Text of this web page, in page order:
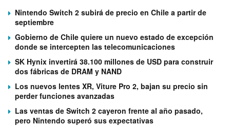
Nintendo Switch 2 subirá de precio en Chile a partir de
septiembre
Gobierno de Chile quiere un nuevo estado de excepción
donde se intercepten las telecomunicaciones
SK Hynix invertirá 38.100 millones de USD para construir
dos fábricas de DRAM y NAND
Los nuevos lentes XR, Viture Pro 2, bajan su precio sin
perder funciones avanzadas
Las ventas de Switch 2 cayeron frente al año pasado,
pero Nintendo superó sus expectativas